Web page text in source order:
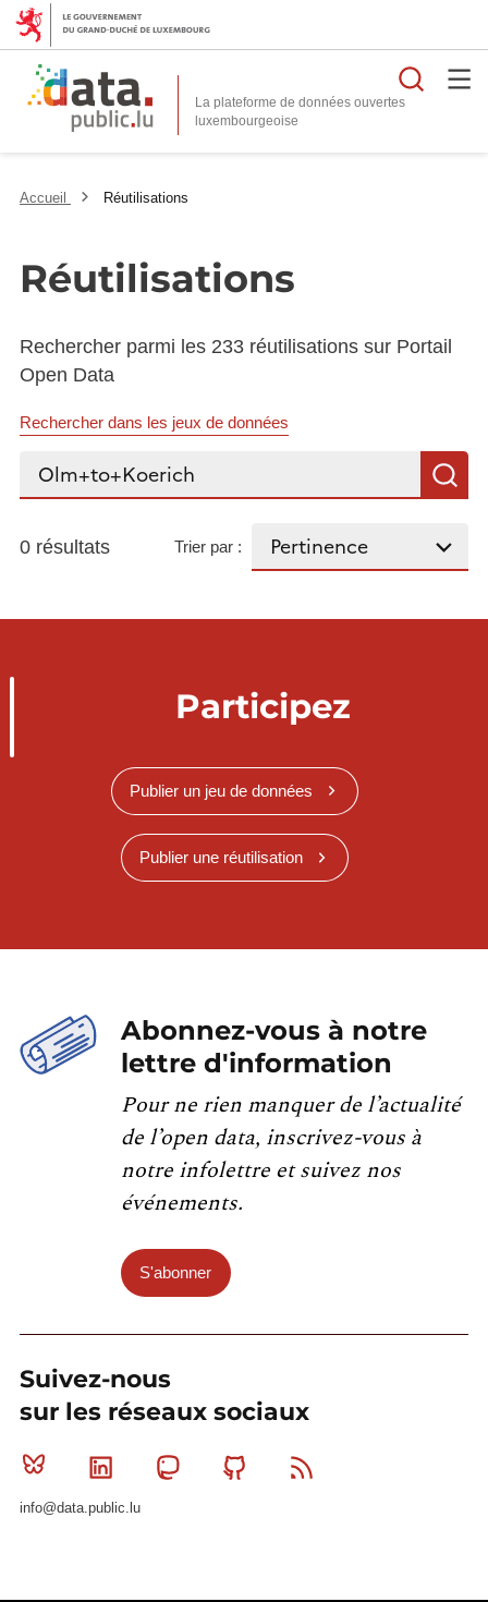
La plateforme de données ouvertes
Accueil Réutilisations
Réutilisations
Rechercher parmi les 233 réutilisations sur Portail
Open Data
Rechercher dans les jeux de données
Rechercher...
0 résultats Trier par :
Participez
Publier un jeu de données
Publier une réutilisation
Abonnez-vous à notre
lettre d'information
Pour ne rien manquer de l’actualité
de l’open data, inscrivez-vous à
notre infolettre et suivez nos
événements.
S'abonner
Suivez-nous
sur les réseaux sociaux
Bluesky Linkedin MastodonGithub
info@data.public.lu